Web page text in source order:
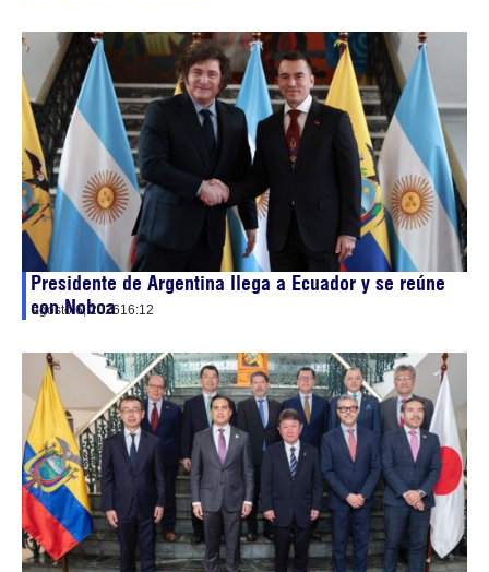
Presidente de Argentina llega a Ecuador y se reúne
con Noboa
agosto 6, 202616:12